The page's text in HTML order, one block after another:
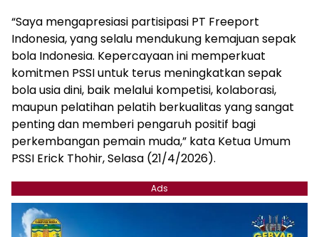
“Saya mengapresiasi partisipasi PT Freeport
Indonesia, yang selalu mendukung kemajuan sepak
bola Indonesia. Kepercayaan ini memperkuat
komitmen PSSI untuk terus meningkatkan sepak
bola usia dini, baik melalui kompetisi, kolaborasi,
maupun pelatihan pelatih berkualitas yang sangat
penting dan memberi pengaruh positif bagi
perkembangan pemain muda,” kata Ketua Umum
PSSI Erick Thohir, Selasa (21/4/2026).
Ads